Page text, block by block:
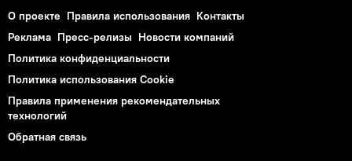
О проекте Правила использования Контакты
Реклама Пресс-релизы Новости компаний
Политика конфиденциальности
Политика использования Cookie
Правила применения рекомендательных
технологий
Обратная связь